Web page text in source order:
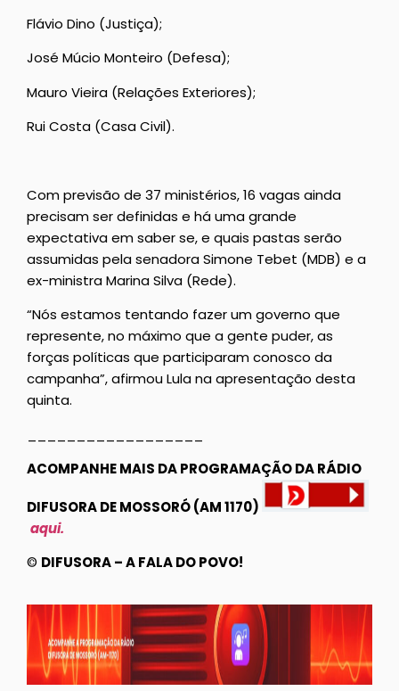
Flávio Dino (Justiça);
José Múcio Monteiro (Defesa);
Mauro Vieira (Relações Exteriores);
Rui Costa (Casa Civil).
Com previsão de 37 ministérios, 16 vagas ainda
precisam ser definidas e há uma grande
expectativa em saber se, e quais pastas serão
assumidas pela senadora Simone Tebet (MDB) e a
ex-ministra Marina Silva (Rede).
“Nós estamos tentando fazer um governo que
represente, no máximo que a gente puder, as
forças políticas que participaram conosco da
campanha”, afirmou Lula na apresentação desta
quinta.
ACOMPANHE MAIS DA PROGRAMAÇÃO DA RÁDIO
DIFUSORA DE MOSSORÓ (AM 1170)
aqui.
© DIFUSORA – A FALA DO POVO!